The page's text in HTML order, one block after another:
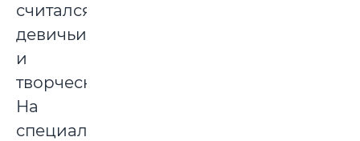
считался
девичьим
и
творческим.
На
специальность